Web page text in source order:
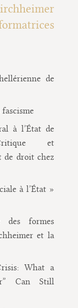
de
à l’État de
et
de droit chez
à l’État »
des formes
et la
What a
Can Still